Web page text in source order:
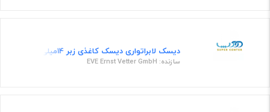
دیسک لابراتواری دیسک کاغذی زبر 14میلی متری کد 9141
سازنده: EVE Ernst Vetter GmbH